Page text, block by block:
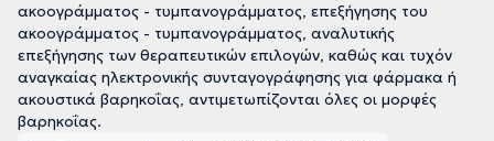
ακοογράμματος - τυμπανογράμματος, επεξήγησης του
ακοογράμματος - τυμπανογράμματος, αναλυτικής
επεξήγησης των θεραπευτικών επιλογών, καθώς και τυχόν
αναγκαίας ηλεκτρονικής συνταγογράφησης για φάρμακα ή
ακουστικά βαρηκοΐας, αντιμετωπίζονται όλες οι μορφές
βαρηκοΐας.